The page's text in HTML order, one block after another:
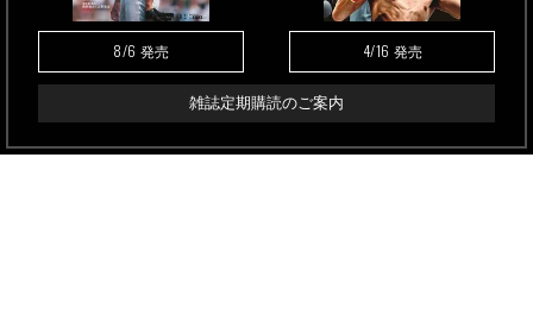
8/6 発売 4/16 発売
雑誌定期購読のご案内